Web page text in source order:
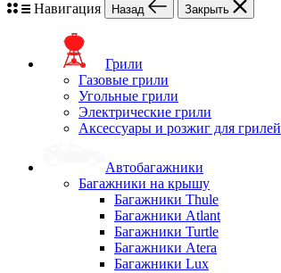
Навигация Назад Закрыть
Грили
Газовые грили
Угольные грили
Электрические грили
Аксессуары и розжиг для грилей
Автобагажники
Багажники на крышу
Багажники Thule
Багажники Atlant
Багажники Turtle
Багажники Atera
Багажники Lux